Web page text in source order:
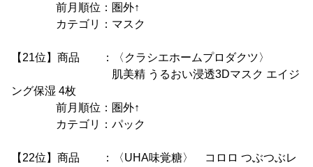
前月順位：圏外↑
カテゴリ：マスク
【21位】商品 ：〈クラシエホームプロダクツ〉
肌美精 うるおい浸透3Dマスク エイジ
ング保湿 4枚
前月順位：圏外↑
カテゴリ：パック
【22位】商品 ：〈UHA味覚糖〉 コロロ つぶつぶレ